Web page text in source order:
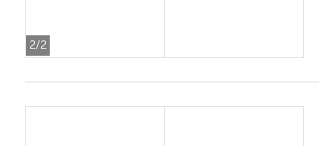
2/2